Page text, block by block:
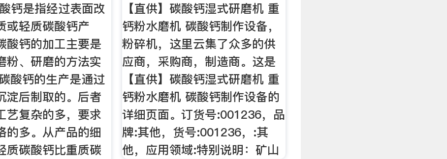
钙是指经过表面改
或轻质碳酸钙产
酸钙的加工主要是
粉、研磨的方法实
酸钙的生产是通过
淀后制取的。后者
艺复杂的多，要求
的多。从产品的细
质碳酸钙比重质碳
【直供】碳酸钙湿式研磨机 重
钙粉水磨机 碳酸钙制作设备，
粉碎机，这里云集了众多的供
应商，采购商，制造商。这是
【直供】碳酸钙湿式研磨机 重
钙粉水磨机 碳酸钙制作设备的
详细页面。订货号:001236，品
牌:其他，货号:001236，:其
他，应用领域:特别说明：矿山